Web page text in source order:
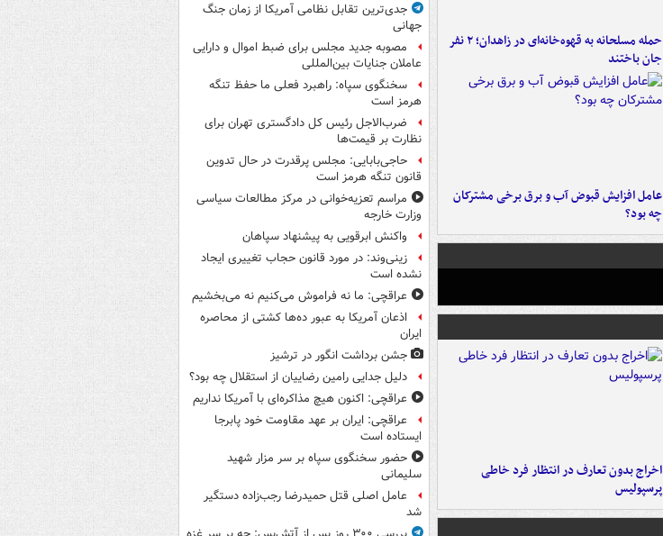
حمله مسلحانه به قهوه‌خانه‌ای در زاهدان؛ ۲ نفر
جان باختند
عامل افزایش قبوض آب و برق برخی مشترکان
چه بود؟
اخراج بدون تعارف در انتظار فرد خاطی
پرسپولیس
جدی‌ترین تقابل نظامی آمریکا از زمان جنگ
جهانی
مصوبه جدید مجلس برای ضبط اموال و دارایی
عاملان جنایات بین‌المللی
سخنگوی سپاه: راهبرد فعلی ما حفظ تنگه
هرمز است
ضرب‌الاجل رئیس کل دادگستری تهران برای
نظارت بر قیمت‌ها
حاجی‌بابایی: مجلس پرقدرت در حال تدوین
قانون تنگه هرمز است
مراسم تعزیه‌خوانی در مرکز مطالعات سیاسی
وزارت خارجه
واکنش ابرقویی به پیشنهاد سپاهان
زینی‌وند: در مورد قانون حجاب تغییری ایجاد
نشده است
عراقچی: ما نه فراموش می‌کنیم نه می‌بخشیم
اذعان آمریکا به عبور ده‌ها کشتی از محاصره
ایران
جشن برداشت انگور در ترشیز
دلیل جدایی رامین رضاییان از استقلال چه بود؟
عراقچی: اکنون هیچ مذاکره‌ای با آمریکا نداریم
عراقچی: ایران بر عهد مقاومت خود پابرجا
ایستاده است
حضور سخنگوی سپاه بر سر مزار شهید
سلیمانی
عامل اصلی قتل حمیدرضا رجب‌زاده دستگیر
شد